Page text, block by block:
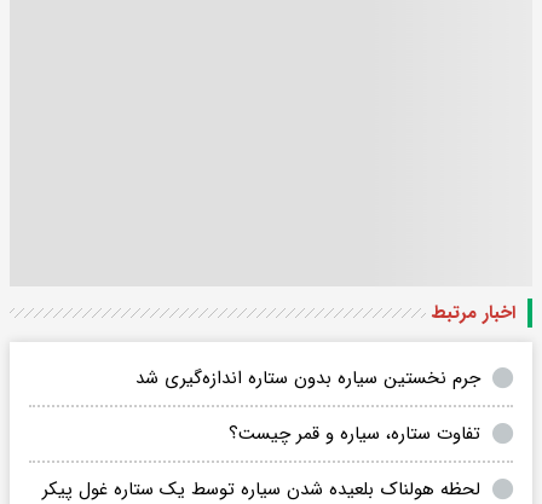
اخبار مرتبط
جرم نخستین سیاره بدون ستاره اندازه‌گیری شد
تفاوت ستاره، سیاره و قمر چیست؟
لحظه هولناک بلعیده شدن سیاره توسط یک ستاره غول پیکر